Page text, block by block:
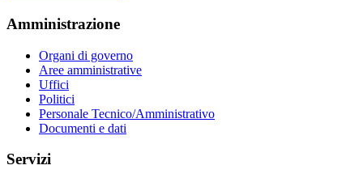
Amministrazione
Organi di governo
Aree amministrative
Uffici
Politici
Personale Tecnico/Amministrativo
Documenti e dati
Servizi